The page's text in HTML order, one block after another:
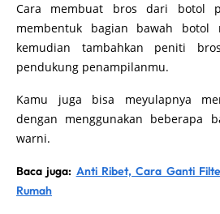
Cara membuat bros dari botol
membentuk bagian bawah botol
kemudian tambahkan peniti
pendukung penampilanmu.
Kamu juga bisa meyulapnya
dengan menggunakan beberapa
warni.
Baca juga: Anti Ribet, Cara Ganti
Rumah